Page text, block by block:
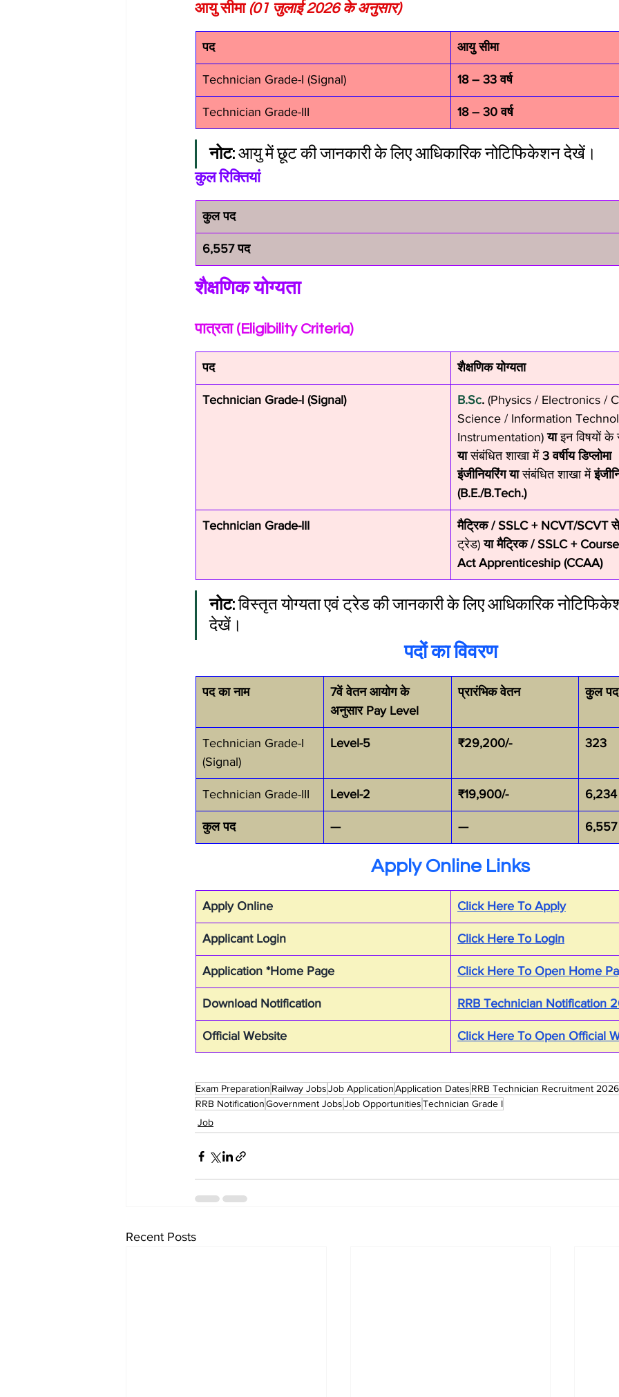
आयु सीमा (01 जुलाई 2026 के अनुसार)
पद आयु सीमा
Technician Grade-I (Signal) 18 – 33 वर्ष
Technician Grade-III 18 – 30 वर्ष
नोट: आयु में छूट की जानकारी के लिए आधिकारिक नोटिफिकेशन देखें।
कुल रिक्तियां
कुल पद
6,557 पद
शैक्षणिक योग्यता
पात्रता (Eligibility Criteria)
पद शैक्षणिक योग्यता
Technician Grade-I (Signal) B.Sc. (Physics / Electronics /
Science / Information
Instrumentation) या इन विषयों
या संबंधित शाखा में 3 वर्षीय डिप्लोमा
इंजीनियरिंग या संबंधित शाखा में
(B.E./B.Tech.)
Technician Grade-III
मैट्रिक / SSLC + NCVT/SCVT
ट्रेड) या मैट्रिक / SSLC +
Act Apprenticeship (CCAA)
नोट: विस्तृत योग्यता एवं ट्रेड की जानकारी के लिए आधिकारिक
देखें।
पदों का विवरण
पद का नाम
7वें वेतन आयोग के
अनुसार Pay Level
प्रारंभिक वेतन कुल पद
Technician Grade-I
(Signal)
Level-5 ₹29,200/- 323
Technician Grade-III Level-2 ₹19,900/- 6,234
कुल पद — — 6,557
Apply Online Links
Apply Online Click Here To Apply
Applicant Login Click Here To Login
Application *Home Page Click Here To Open Home
Download Notification RRB Technician Notification
Official Website Click Here To Open Official
Exam Preparation Railway JobsJob ApplicationApplication Dates RRB Technician Recruitment 2026
RRB NotificationGovernment JobsJob OpportunitiesTechnician Grade I
Job
Recent Posts